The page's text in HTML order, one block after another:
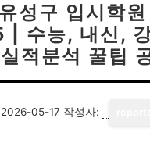
성구 입시학원
| 수능, 내신,
적분석 꿀팁
2026-05-17 작성자: